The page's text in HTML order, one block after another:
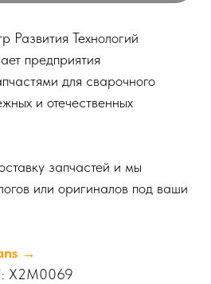
Развития Технологий
предприятия
для сварочного
и отечественных
запчастей и мы
или оригиналов под ваши
→
X2M0069